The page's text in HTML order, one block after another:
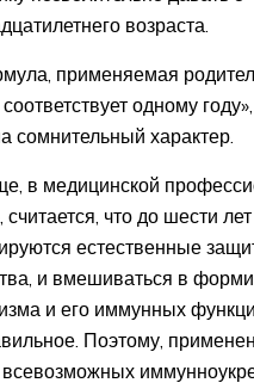
возраста.
применяемая
одному
сомнительный характер.
в медицинской
считается, что до шести
естественные
и вмешиваться в
и его иммунных
Поэтому,
всевозможных